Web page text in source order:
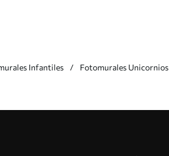
Infantiles Fotomurales Unicornios